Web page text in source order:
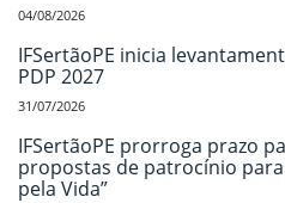
04/08/2026
IFSertãoPE inicia
PDP 2027
31/07/2026
IFSertãoPE prorroga prazo
propostas de patrocínio
pela Vida”